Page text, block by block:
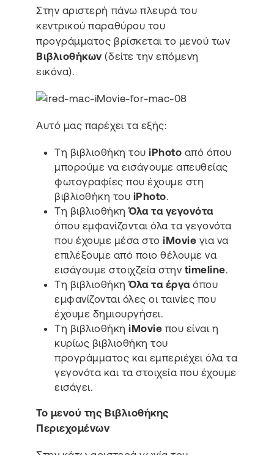
Στην αριστερή πάνω πλευρά του
κεντρικού παραθύρου του
προγράμματος βρίσκεται το μενού των
Βιβλιοθήκων (δείτε την επόμενη
εικόνα).
Αυτό μας παρέχει τα εξής:
Τη βιβλιοθήκη τουiPhoto από όπου
μπορούμε να εισάγουμε απευθείας
φωτογραφίες που έχουμε στη
βιβλιοθήκη του iPhoto.
Τη βιβλιοθήκηΌλα τα γεγονότα
όπου εμφανίζονται όλα τα γεγονότα
που έχουμε μέσα στοiMovie για να
επιλέξουμε από ποιο θέλουμε να
εισάγουμε στοιχζεία στην timeline.
Τη βιβλιοθήκηΌλα τα έργαόπου
εμφανίζονται όλες οι ταινίες που
έχουμε δημιουργήσει.
Τη βιβλιοθήκηiMovie που είναι η
κυρίως βιβλιοθήκη του
προγράμματος και εμπεριέχει όλα τα
γεγονότα και τα στοιχεία που έχουμε
εισάγει.
Το μενού της Βιβλιοθήκης
Περιεχομένων